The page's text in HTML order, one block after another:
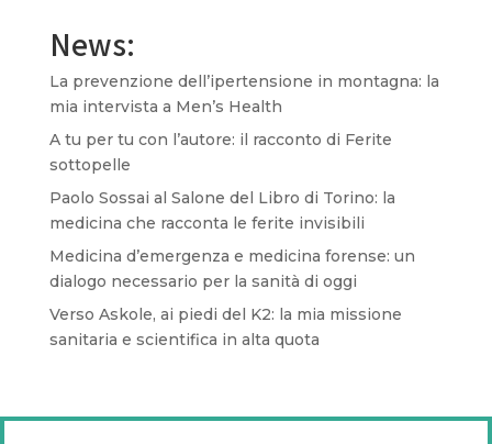
News:
La prevenzione dell’ipertensione in montagna: la
mia intervista a Men’s Health
A tu per tu con l’autore: il racconto di Ferite
sottopelle
Paolo Sossai al Salone del Libro di Torino: la
medicina che racconta le ferite invisibili
Medicina d’emergenza e medicina forense: un
dialogo necessario per la sanità di oggi
Verso Askole, ai piedi del K2: la mia missione
sanitaria e scientifica in alta quota